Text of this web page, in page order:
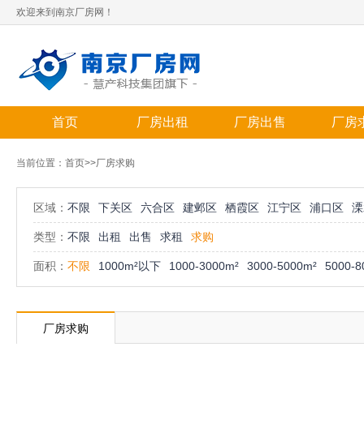
欢迎来到南京厂房网！
首页 厂房出租 厂房出售 厂房
当前位置： 首页>>厂房求购
区域： 不限 下关区 六合区 建邺区 栖霞区 江宁区 浦口区
类型： 不限 出租 出售 求租 求购
面积： 不限 1000m²以下 1000-3000m² 3000-5000m² 5000-
厂房求购